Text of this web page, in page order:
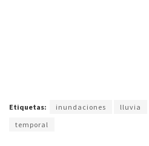
Etiquetas: inundaciones lluvia
temporal